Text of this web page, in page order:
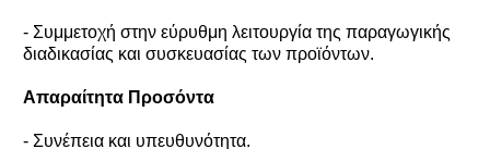
- Συμμετοχή στην εύρυθμη λειτουργία της παραγωγικής
διαδικασίας και συσκευασίας των προϊόντων.
Απαραίτητα Προσόντα
- Συνέπεια και υπευθυνότητα.